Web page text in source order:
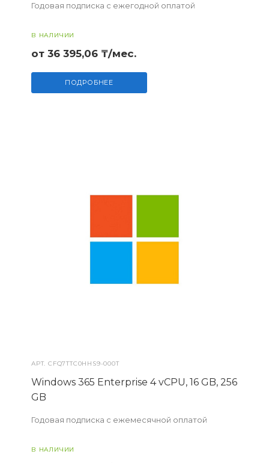
Годовая подписка с ежегодной оплатой
В НАЛИЧИИ
от 36 395,06 ₸/мес.
ПОДРОБНЕЕ
АРТ.CFQ7TTC0HHS9-000T
Windows 365 Enterprise 4 vCPU, 16 GB, 256
GB
Годовая подписка с ежемесячной оплатой
В НАЛИЧИИ